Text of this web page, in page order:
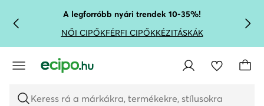
UGRÁS A FŐ TARTALOMRA
UGRÁS A KERESÉSHEZA legforróbb nyári trendek 10-35%!
NŐI CIPŐKFÉRFI CIPŐKKÉZITÁSKÁK
Keress rá a márkákra, termékekre, stílusokra